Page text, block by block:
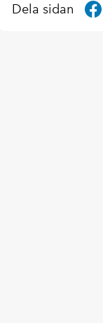
Dela sidan